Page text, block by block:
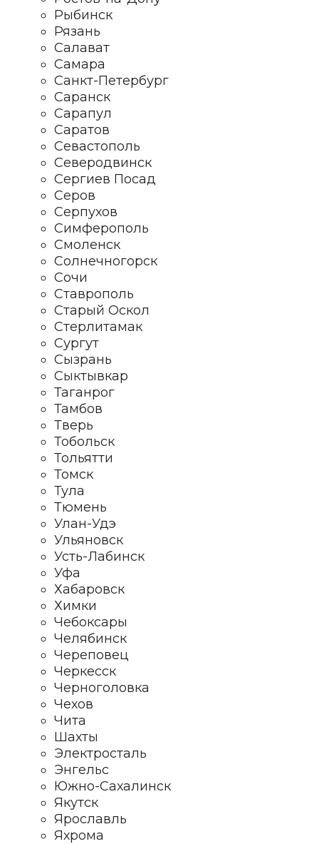
Рыбинск
Рязань
Салават
Самара
Санкт-Петербург
Саранск
Сарапул
Саратов
Севастополь
Северодвинск
Сергиев Посад
Серов
Серпухов
Симферополь
Смоленск
Солнечногорск
Сочи
Ставрополь
Старый Оскол
Стерлитамак
Сургут
Сызрань
Сыктывкар
Таганрог
Тамбов
Тверь
Тобольск
Тольятти
Томск
Тула
Тюмень
Улан-Удэ
Ульяновск
Усть-Лабинск
Уфа
Хабаровск
Химки
Чебоксары
Челябинск
Череповец
Черкесск
Черноголовка
Чехов
Чита
Шахты
Электросталь
Энгельс
Южно-Сахалинск
Якутск
Ярославль
Яхрома